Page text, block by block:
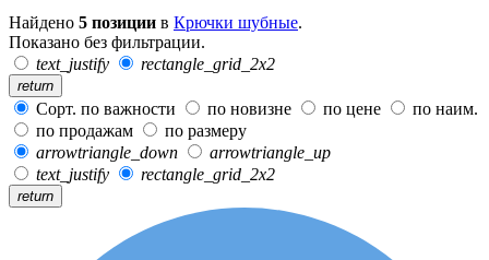
Найдено 5 позиции в Крючки шубные.
Показано без фильтрации.
text_justify
rectangle_grid_2x2
return
Сорт. по важности по новизне по цене
по наим.
по продажам
по размеру
arrowtriangle_down
arrowtriangle_up
text_justify
rectangle_grid_2x2
return